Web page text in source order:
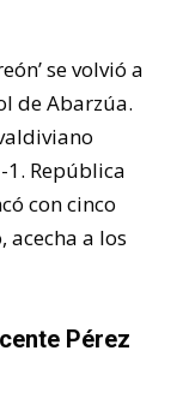
se volvió a
de Abarzúa.
República
con cinco
acecha a los
Pérez